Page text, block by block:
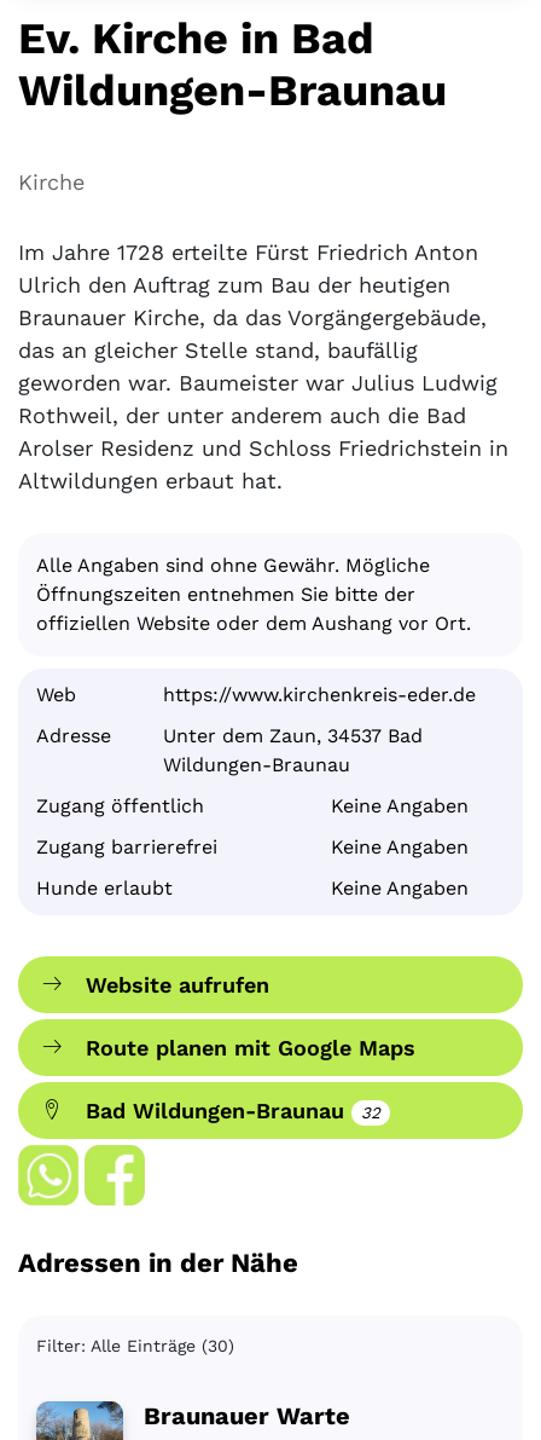
Ev. Kirche in Bad
Wildungen-Braunau
Kirche
Im Jahre 1728 erteilte Fürst Friedrich Anton
Ulrich den Auftrag zum Bau der heutigen
Braunauer Kirche, da das Vorgängergebäude,
das an gleicher Stelle stand, baufällig
geworden war. Baumeister war Julius Ludwig
Rothweil, der unter anderem auch die Bad
Arolser Residenz und Schloss Friedrichstein in
Altwildungen erbaut hat.
Alle Angaben sind ohne Gewähr. Mögliche
Öffnungszeiten entnehmen Sie bitte der
offiziellen Website oder dem Aushang vor Ort.
Web
https://www.kirchenkreis-eder.de
Adresse
Unter dem Zaun, 34537 Bad
Wildungen-Braunau
Zugang öffentlich
Keine Angaben
Zugang barrierefrei
Keine Angaben
Hunde erlaubt
Keine Angaben
Website aufrufen
Route planen mit Google Maps
Bad Wildungen-Braunau 32
Adressen in der Nähe
Filter: Alle Einträge (30)
Braunauer Warte